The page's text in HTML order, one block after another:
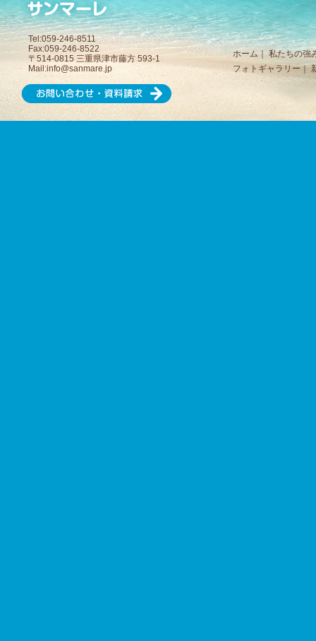
Tel:059-246-8511
Fax:059-246-8522
〒514-0815 三重県津市藤方 593-1
Mail:info@sanmare.jp
ホーム
私たちの強
フォトギャラリー｜